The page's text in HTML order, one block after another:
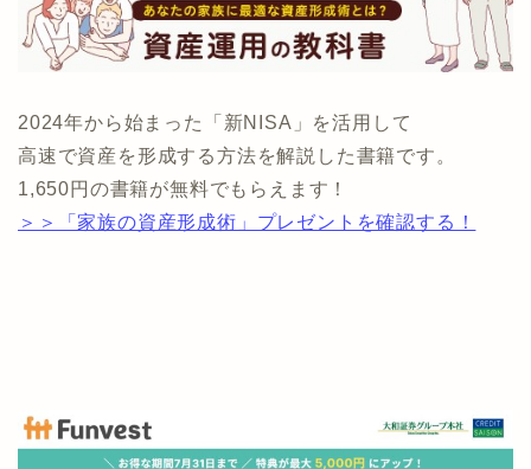
2024年から始まった「新NISA」を活用して
高速で資産を形成する方法を解説した書籍です。
1,650円の書籍が無料でもらえます！
＞＞「家族の資産形成術」プレゼントを確認する！